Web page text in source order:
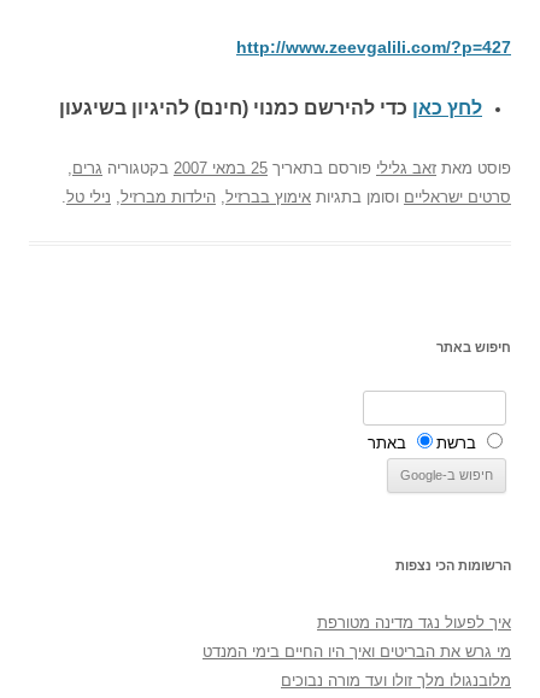
http://www.zeevgalili.com/?p=427
לחץ כאן כדי להירשם כמנוי (חינם) להיגיון בשיגעון
פוסט מאת זאב גלילי פורסם בתאריך 25 במאי 2007 בקטגוריה גרים
סרטים ישראליים וסומן בתגיות אימוץ בברזיל הילדות מברזיל נילי טל
חיפוש באתר
ברשת באתר
הרשומות הכי נצפות
איך לפעול נגד מדינה מטורפת
מי גרש את הבריטים ואיך היו החיים בימי המנדט
מלובנגולו מלך זולו ועד מורה נבוכים